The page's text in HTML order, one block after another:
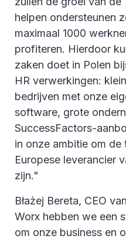
helpen ondersteunen
maximaal 1000
profiteren. Hierdoor
zaken doet in Polen
HR verwerkingen:
bedrijven met onze
software, grote
SuccessFactors-
in onze ambitie om de
Europese leverancier
zijn."
Błażej Bereta, CEO
Worx hebben we een
om onze business en